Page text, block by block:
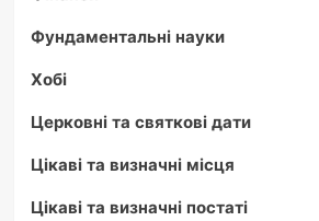
Фундаментальні науки
Хобі
Церковні та святкові дати
Цікаві та визначні місця
Цікаві та визначні постаті